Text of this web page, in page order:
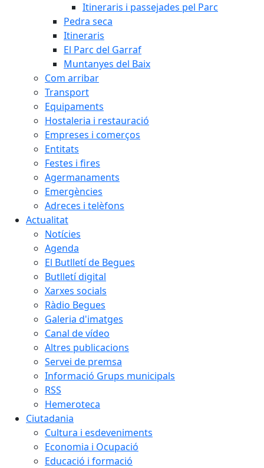
Itineraris i passejades pel Parc
Pedra seca
Itineraris
El Parc del Garraf
Muntanyes del Baix
Com arribar
Transport
Equipaments
Hostaleria i restauració
Empreses i comerços
Entitats
Festes i fires
Agermanaments
Emergències
Adreces i telèfons
Actualitat
Notícies
Agenda
El Butlletí de Begues
Butlletí digital
Xarxes socials
Ràdio Begues
Galeria d'imatges
Canal de vídeo
Altres publicacions
Servei de premsa
Informació Grups municipals
RSS
Hemeroteca
Ciutadania
Cultura i esdeveniments
Economia i Ocupació
Educació i formació